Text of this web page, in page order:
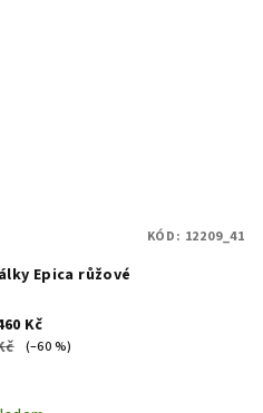
Epica růžové
Kč
(–60 %)
KÓD: 12209_41